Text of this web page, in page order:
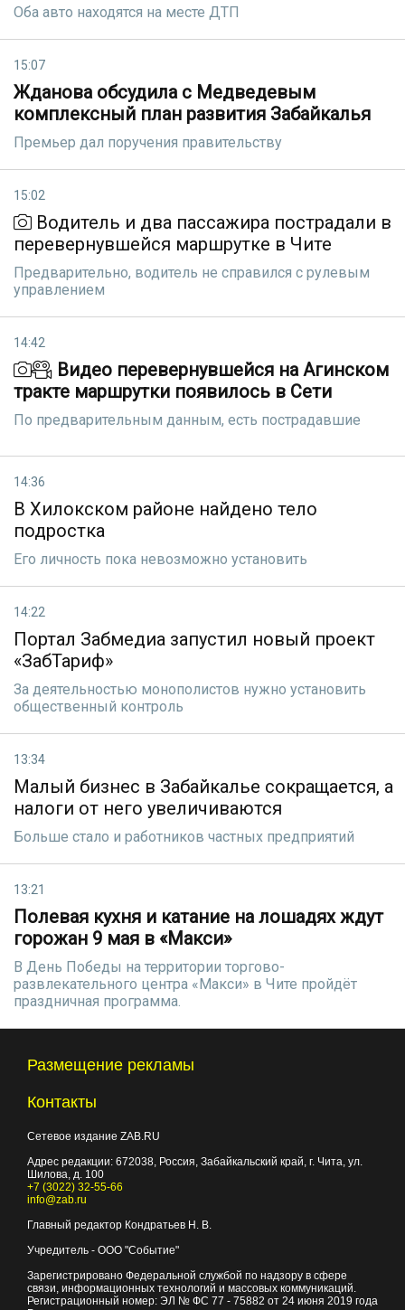
Оба авто находятся на месте ДТП
15:07
Жданова обсудила с Медведевым
комплексный план развития Забайкалья
Премьер дал поручения правительству
15:02
Водитель и два пассажира пострадали в
перевернувшейся маршрутке в Чите
Предварительно, водитель не справился с рулевым
управлением
14:42
Видео перевернувшейся на Агинском
тракте маршрутки появилось в Сети
По предварительным данным, есть пострадавшие
14:36
В Хилокском районе найдено тело
подростка
Его личность пока невозможно установить
14:22
Портал Забмедиа запустил новый проект
«ЗабТариф»
За деятельностью монополистов нужно установить
общественный контроль
13:34
Малый бизнес в Забайкалье сокращается, а
налоги от него увеличиваются
Больше стало и работников частных предприятий
13:21
Полевая кухня и катание на лошадях ждут
горожан 9 мая в «Макси»
В День Победы на территории торгово-
развлекательного центра «Макси» в Чите пройдёт
праздничная программа.
Размещение рекламы
Контакты
Сетевое издание ZAB.RU
Адрес редакции: 672038, Россия, Забайкальский край, г. Чита, ул.
Шилова, д. 100
+7 (3022) 32-55-66
info@zab.ru
Главный редактор Кондратьев Н. В.
Учредитель - ООО "Событие"
Зарегистрировано Федеральной службой по надзору в сфере
связи, информационных технологий и массовых коммуникаций.
Регистрационный номер: ЭЛ № ФС 77 - 75882 от 24 июня 2019 года